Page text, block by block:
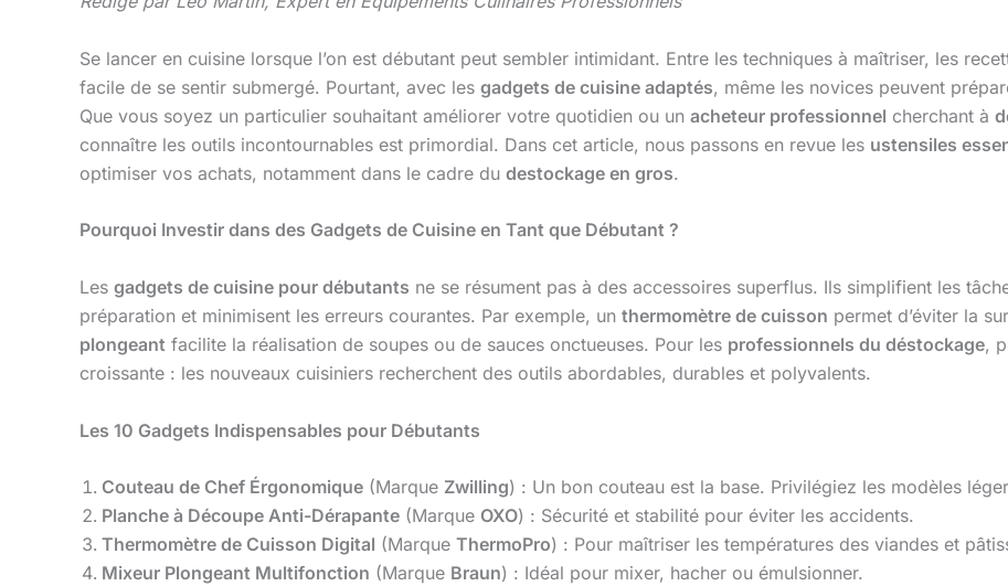
Se lancer en cuisine lorsque l’on est débutant peut sembler intimidant. Entre les techniques à maîtriser, les
facile de se sentir submergé. Pourtant, avec les gadgets de cuisine adaptés, même les novices peuvent
Que vous soyez un particulier souhaitant améliorer votre quotidien ou un acheteur professionnel cherchant à
connaître les outils incontournables est primordial. Dans cet article, nous passons en revue les ustensiles
optimiser vos achats, notamment dans le cadre du destockage en gros.
Pourquoi Investir dans des Gadgets de Cuisine en Tant que Débutant ?
Les gadgets de cuisine pour débutants ne se résument pas à des accessoires superflus. Ils simplifient les
préparation et minimisent les erreurs courantes. Par exemple, un thermomètre de cuisson permet d’éviter la
plongeant facilite la réalisation de soupes ou de sauces onctueuses. Pour les professionnels du déstockage,
croissante : les nouveaux cuisiniers recherchent des outils abordables, durables et polyvalents.
Les 10 Gadgets Indispensables pour Débutants
Couteau de Chef Érgonomique (Marque Zwilling) : Un bon couteau est la base. Privilégiez les modèles
Planche à Découpe Anti-Dérapante (Marque OXO) : Sécurité et stabilité pour éviter les accidents.
Thermomètre de Cuisson Digital (Marque ThermoPro) : Pour maîtriser les températures des viandes et
Mixeur Plongeant Multifonction (Marque Braun) : Idéal pour mixer, hacher ou émulsionner.